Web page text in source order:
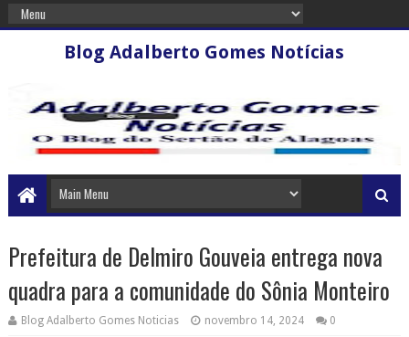
Blog Adalberto Gomes Notícias
Prefeitura de Delmiro Gouveia entrega nova
quadra para a comunidade do Sônia Monteiro
Blog Adalberto Gomes Noticias novembro 14, 2024 0